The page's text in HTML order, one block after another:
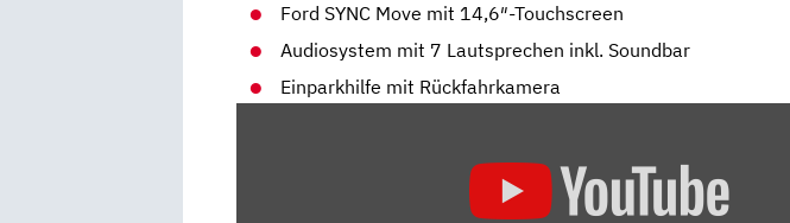
Ford SYNC Move mit 14,6″-Touchscreen
Audiosystem mit 7 Lautsprechen inkl. Soundbar
Einparkhilfe mit Rückfahrkamera